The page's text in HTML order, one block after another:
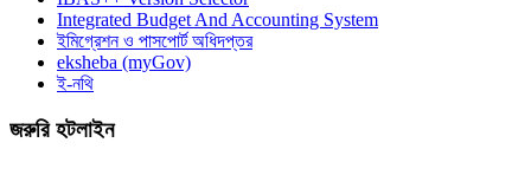
Integrated Budget And Accounting System
ইমিগ্রেশন ও পাসপোর্ট অধিদপ্তর
eksheba (myGov)
ই-নথি
জরুরি হটলাইন